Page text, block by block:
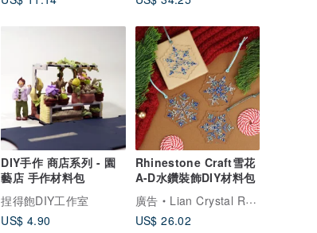
DIY手作 商店系列 - 園
藝店 手作材料包
捏得飽DIY工作室
US$ 4.90
Rhinestone Craft雪花
A-D水鑽裝飾DIY材料包
廣告
Lian Crystal Rhinestone
US$ 26.02